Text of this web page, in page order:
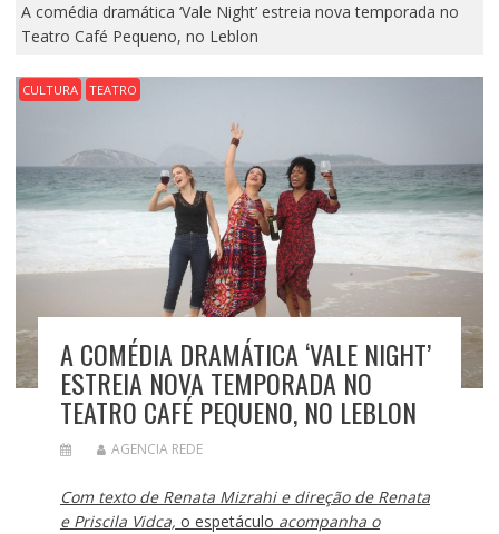
A comédia dramática ‘Vale Night’ estreia nova temporada no
Teatro Café Pequeno, no Leblon
CULTURA TEATRO
A COMÉDIA DRAMÁTICA ‘VALE NIGHT’
ESTREIA NOVA TEMPORADA NO
TEATRO CAFÉ PEQUENO, NO LEBLON
AGENCIA REDE
Com texto de Renata Mizrahi e direção de Renata
e Priscila Vidca, o espetáculo acompanha o